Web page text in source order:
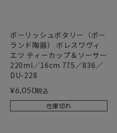
ポーリッシュポタリー（ポー
ランド陶器） ボレスワヴィ
エツ ティーカップ＆ソーサー
220ml／16cm 775／836／
DU-228
¥6,050税込
在庫切れ